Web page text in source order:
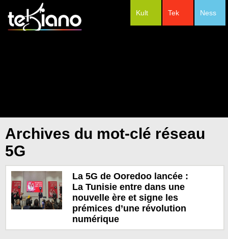
Ness
Tek
Kult
Archives du mot-clé réseau
5G
La 5G de Ooredoo lancée :
La Tunisie entre dans une
nouvelle ère et signe les
prémices d’une révolution
numérique